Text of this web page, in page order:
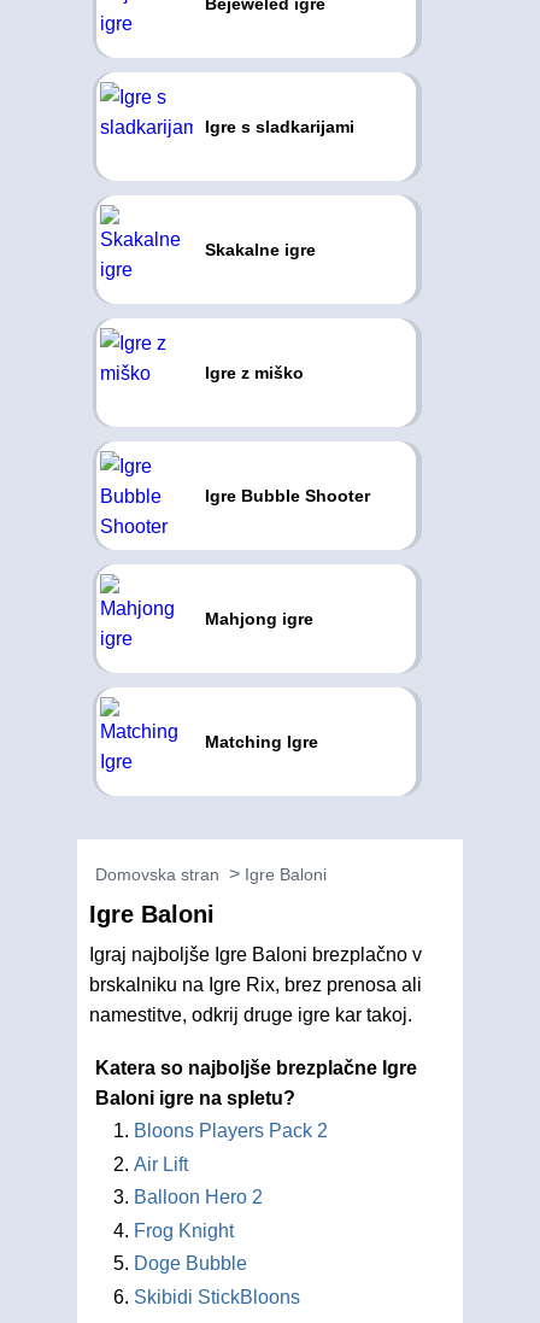
Igre s sladkarijami
Skakalne igre
Igre z miško
Igre Bubble Shooter
Mahjong igre
Matching Igre
Domovska stran Igre Baloni
Igre Baloni
Igraj najboljše Igre Baloni brezplačno v
brskalniku na Igre Rix, brez prenosa ali
namestitve, odkrij druge igre kar takoj.
Katera so najboljše brezplačne Igre
Baloni igre na spletu?
Bloons Players Pack 2
Air Lift
Balloon Hero 2
Frog Knight
Doge Bubble
Skibidi StickBloons